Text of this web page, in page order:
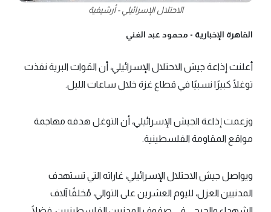
الاحتلال الإسرائيلي - أرشيفية
القاهرة الإخبارية - محمود عبد الغني
أعلنت إذاعة جيش الاحتلال الإسرائيلي، أن القوات البرية نفذت
توغلًا كبيرًا نسبيًا في قطاع غزة خلال ساعات الليل.
وزعمت إذاعة الجيش الإسرائيلي، أن التوغل هدفه مهاجمة
مواقع المقاومة الفلسطينية.
ويواصل جيش الاحتلال الإسرائيلي، غاراته التي تستهدف
المدنيين العزل، لليوم العشرين على التوالي، مُخلفًا آلاف